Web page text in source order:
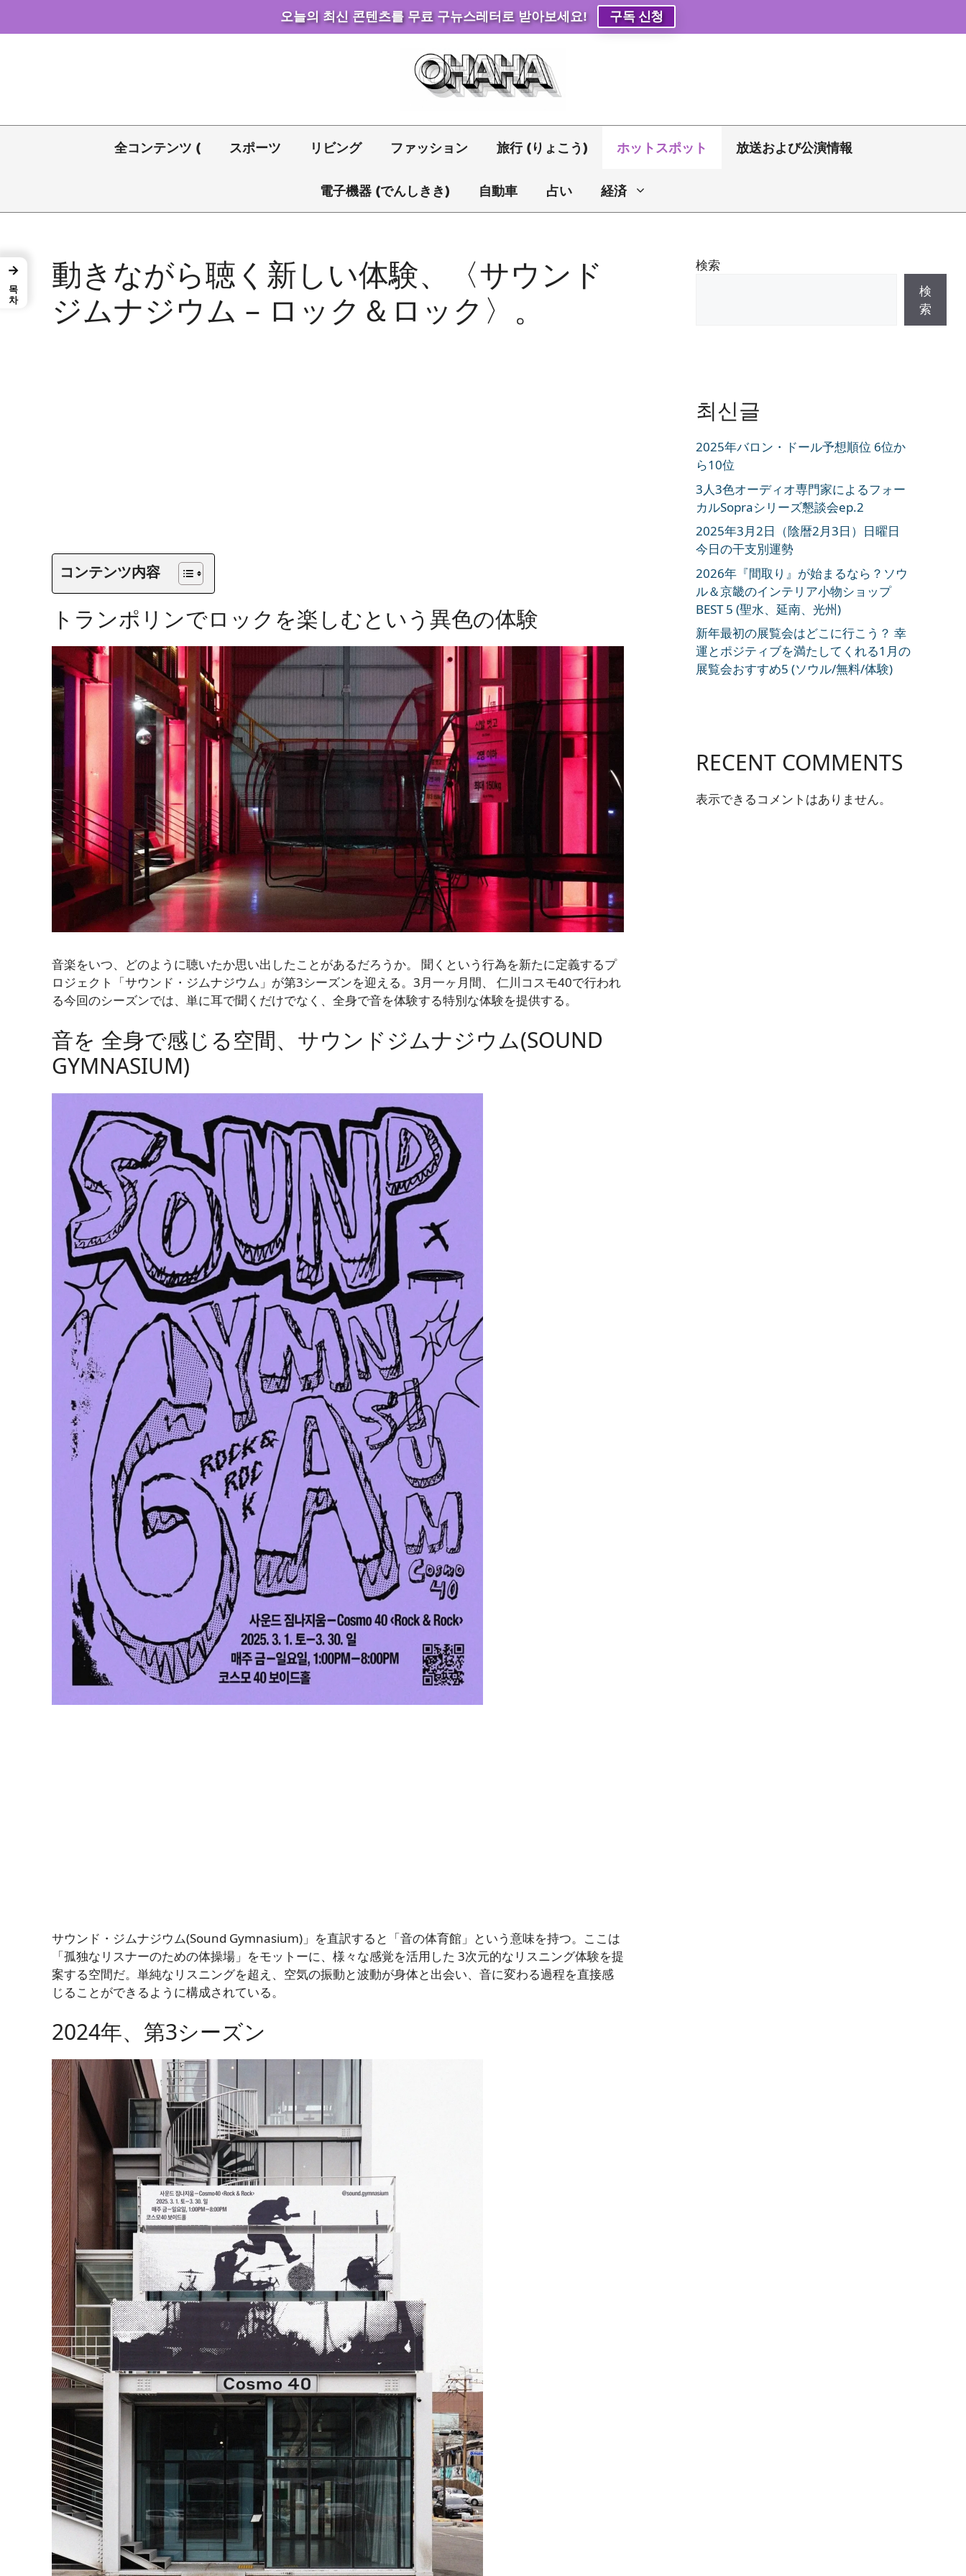
오늘의 최신 콘텐츠를 무료 구뉴스레터로 받아보세요! 구독 신청
全コンテンツ ( スポーツ リビング ファッション 旅行 (りょこう) ホットスポット 放送および公演情報
電子機器 (でんしきき) 自動車 占い 経済
動きながら聴く新しい体験、〈サウンド
ジムナジウム – ロック＆ロック〉。
コンテンツ内容
トランポリンでロックを楽しむという異色の体験
音楽をいつ、どのように聴いたか思い出したことがあるだろうか。 聞くという行為を新たに定義するプ
ロジェクト「サウンド・ジムナジウム」が第3シーズンを迎える。3月一ヶ月間、 仁川コスモ40で行われ
る今回のシーズンでは、単に耳で聞くだけでなく、全身で音を体験する特別な体験を提供する。
音を 全身で感じる空間、サウンドジムナジウム(SOUND
GYMNASIUM)
サウンド・ジムナジウム(Sound Gymnasium)」を直訳すると「音の体育館」という意味を持つ。ここは
「孤独なリスナーのための体操場」をモットーに、様々な感覚を活用した 3次元的なリスニング体験を提
案する空間だ。 単純なリスニングを超え、空気の振動と波動が身体と出会い、音に変わる過程を直接感
じることができるように構成されている。
2024年、第3シーズン
検索
検
索
최신글
2025年バロン・ドール予想順位 6位か
ら10位
3人3色オーディオ専門家によるフォー
カルSopraシリーズ懇談会ep.2
2025年3月2日（陰暦2月3日）日曜日
今日の干支別運勢
2026年『間取り』が始まるなら？ソウ
ル＆京畿のインテリア小物ショップ
BEST 5 (聖水、延南、光州)
新年最初の展覧会はどこに行こう？ 幸
運とポジティブを満たしてくれる1月の
展覧会おすすめ5 (ソウル/無料/体験)
RECENT COMMENTS
表示できるコメントはありません。
→
목차